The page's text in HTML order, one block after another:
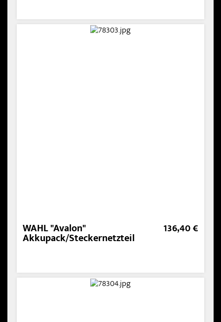
WAHL "Avalon"
Akkupack/Steckernetzteil
136,40 €